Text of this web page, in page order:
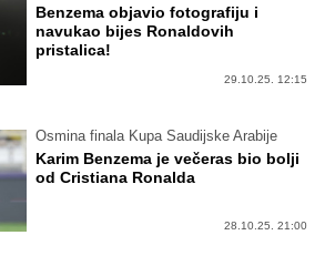
Benzema objavio fotografiju i
navukao bijes Ronaldovih
pristalica!
29.10.25. 12:15
Osmina finala Kupa Saudijske Arabije
Karim Benzema je večeras bio bolji
od Cristiana Ronalda
28.10.25. 21:00